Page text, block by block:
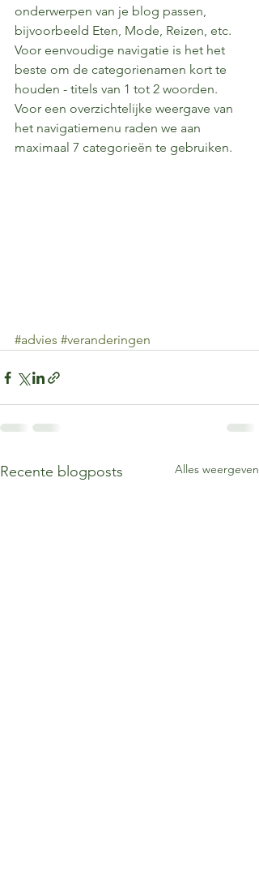
onderwerpen van je blog passen,
bijvoorbeeld Eten, Mode, Reizen, etc.
Voor eenvoudige navigatie is het het
beste om de categorienamen kort te
houden - titels van 1 tot 2 woorden.
Voor een overzichtelijke weergave van
het navigatiemenu raden we aan
maximaal 7 categorieën te gebruiken.
#advies #veranderingen
Recente blogposts Alles weergeven